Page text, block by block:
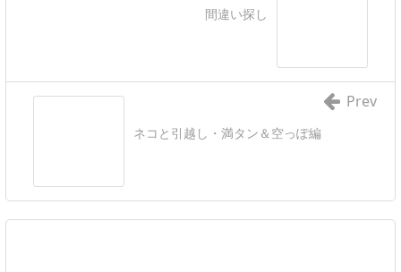
間違い探し
ネコと引越し・満タン＆空っぽ編
Prev